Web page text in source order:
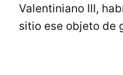
Valentiniano III,
sitio ese objeto de